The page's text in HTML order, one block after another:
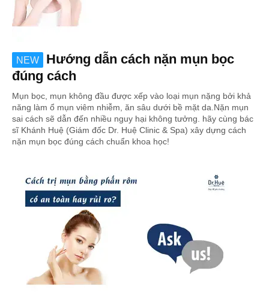
NEW
Hướng dẫn cách nặn mụn bọc
đúng cách
Mụn bọc, mụn không đầu được xếp vào loại mụn nặng bởi khả
năng làm ổ mụn viêm nhiễm, ăn sâu dưới bề mặt da.Nặn mụn
sai cách sẽ dẫn đến nhiều nguy hại không tưởng. hãy cùng bác
sĩ Khánh Huệ (Giám đốc Dr. Huệ Clinic & Spa) xây dựng cách
nặn mụn bọc đúng cách chuẩn khoa học!